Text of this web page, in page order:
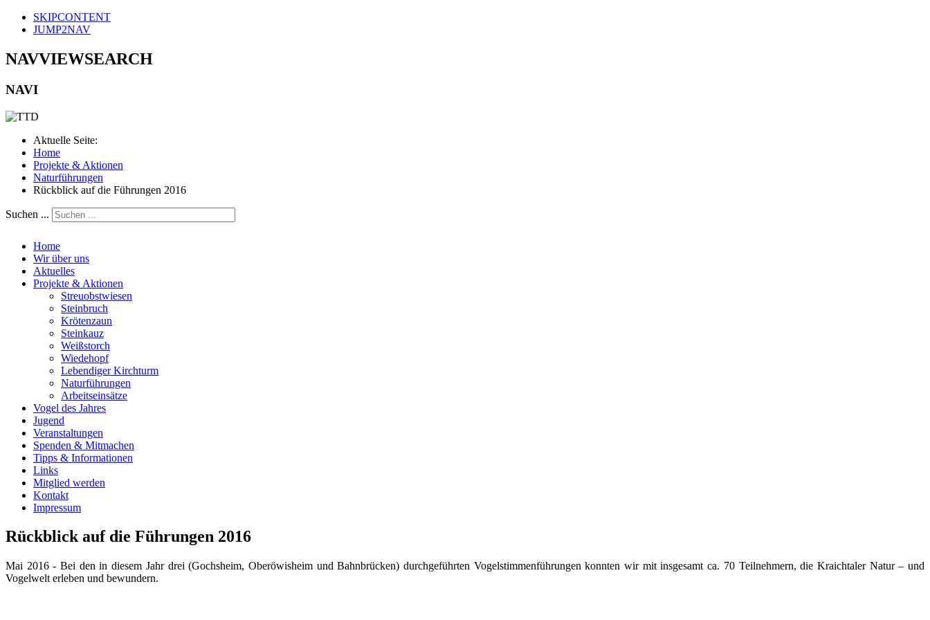
SKIPCONTENT
JUMP2NAV
NAVVIEWSEARCH
NAVI
Aktuelle Seite:
Home
Projekte & Aktionen
Naturführungen
Rückblick auf die Führungen 2016
Suchen ...
Home
Wir über uns
Aktuelles
Projekte & Aktionen
Streuobstwiesen
Steinbruch
Krötenzaun
Steinkauz
Weißstorch
Wiedehopf
Lebendiger Kirchturm
Naturführungen
Arbeitseinsätze
Vogel des Jahres
Jugend
Veranstaltungen
Spenden & Mitmachen
Tipps & Informationen
Links
Mitglied werden
Kontakt
Impressum
Rückblick auf die Führungen 2016
Mai 2016 - Bei den in diesem Jahr drei (Gochsheim, Oberöwisheim und Bahnbrücken) durchgeführten Vogelstimmenführungen konnten wir mit insgesamt ca. 70 Teilnehmern, die Kraichtaler Natur – und
Vogelwelt erleben und bewundern.